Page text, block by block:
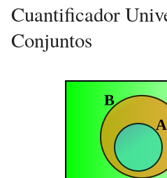
Cuantificador
Conjuntos